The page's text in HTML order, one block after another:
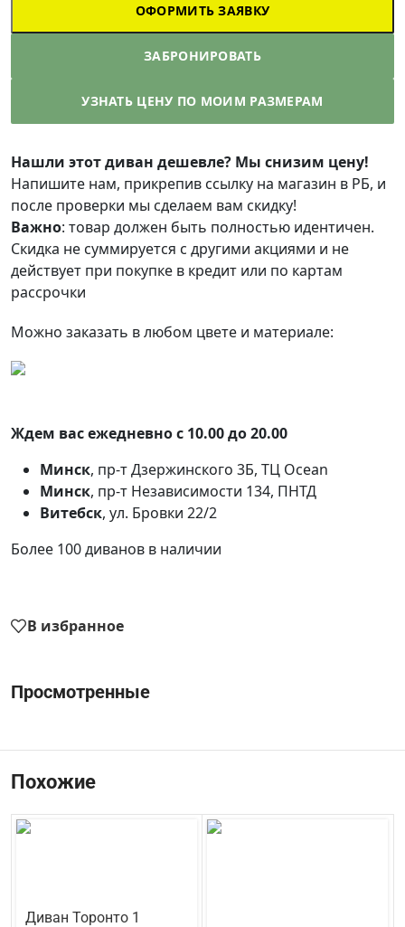
ЗАБРОНИРОВАТЬ
ОФОРМИТЬ ЗАЯВКУ
УЗНАТЬ ЦЕНУ ПО МОИМ РАЗМЕРАМ
Нашли этот диван дешевле? Мы снизим цену!
Напишите нам, прикрепив ссылку на магазин в РБ, и
после проверки мы сделаем вам скидку!
Важно: товар должен быть полностью идентичен.
Скидка не суммируется с другими акциями и не
действует при покупке в кредит или по картам
рассрочки
Можно заказать в любом цвете и материале:
Ждем вас ежедневно с 10.00 до 20.00
Минск, пр-т Дзержинского 3Б, ТЦ Ocean
Минск, пр-т Независимости 134, ПНТД
Витебск, ул. Бровки 22/2
Более 100 диванов в наличии
В избранное
Просмотренные
Похожие
Диван Торонто 1